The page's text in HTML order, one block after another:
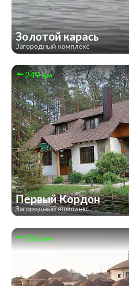
Золотой карась
Загородный комплекс
249 км
Первый Кордон
Загородный комплекс
256 км